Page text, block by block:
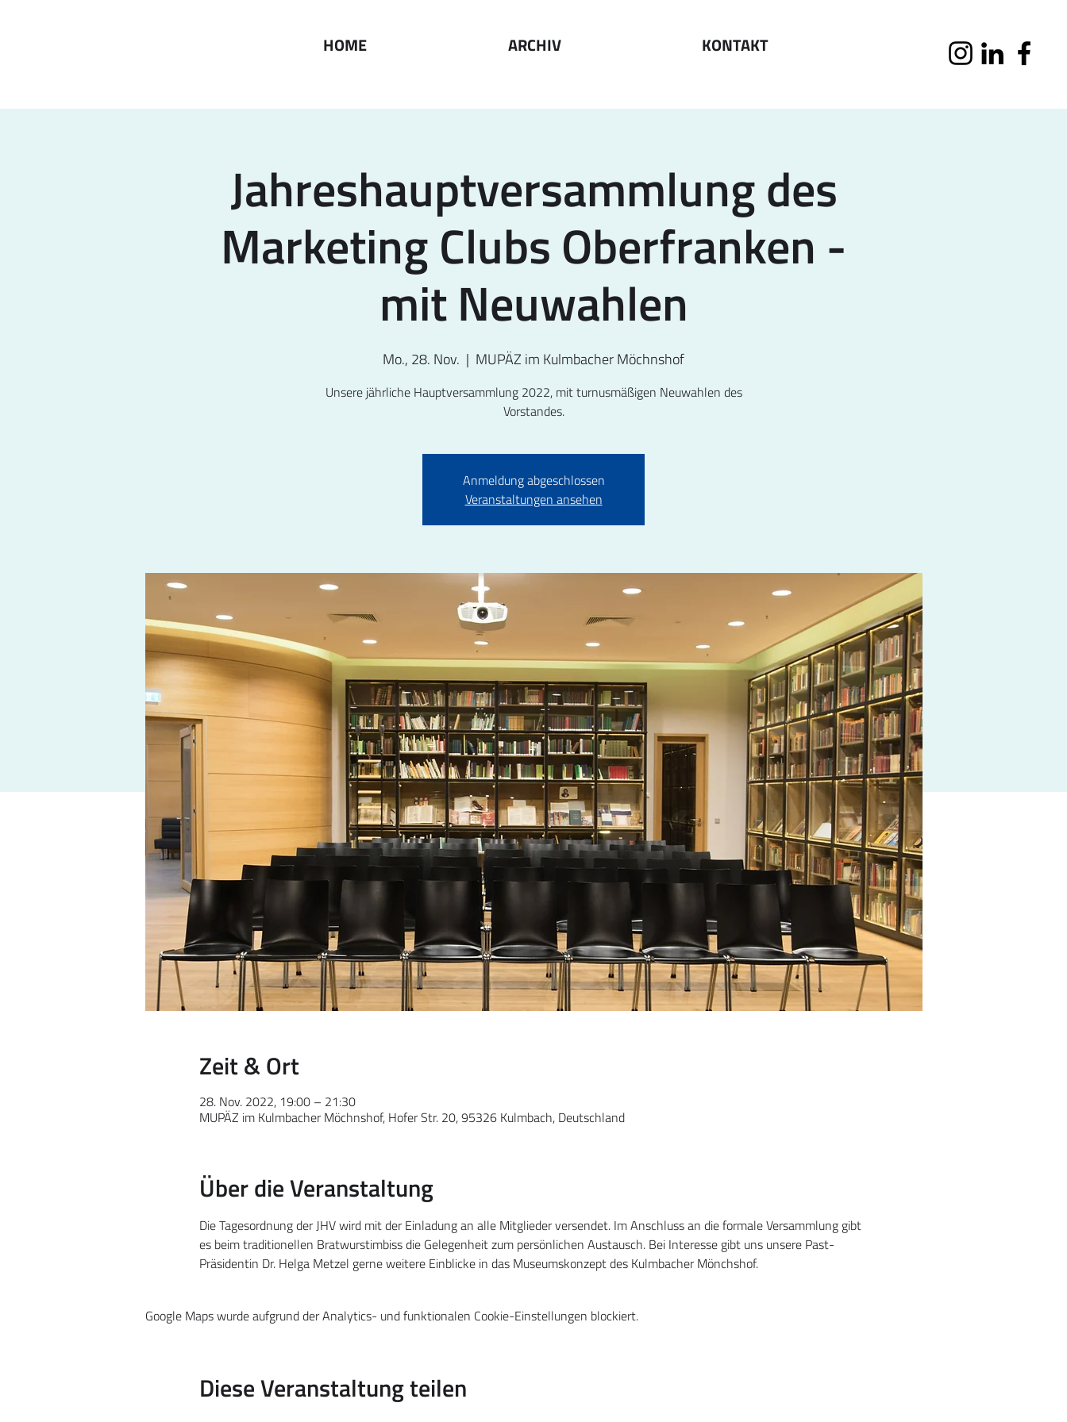
HOME ARCHIV KONTAKT
Jahreshauptversammlung des
Marketing Clubs Oberfranken -
mit Neuwahlen
Mo., 28. Nov.
  |
MUPÄZ im Kulmbacher Möchnshof
Unsere jährliche Hauptversammlung 2022, mit turnusmäßigen Neuwahlen des
Vorstandes.
Anmeldung abgeschlossen
Veranstaltungen ansehen
Zeit & Ort
28. Nov. 2022, 19:00 – 21:30
MUPÄZ im Kulmbacher Möchnshof, Hofer Str. 20, 95326 Kulmbach, Deutschland
Über die Veranstaltung
Die Tagesordnung der JHV wird mit der Einladung an alle Mitglieder versendet. Im Anschluss an die formale Versammlung gibt
es beim traditionellen Bratwurstimbiss die Gelegenheit zum persönlichen Austausch. Bei Interesse gibt uns unsere Past-
Präsidentin Dr. Helga Metzel gerne weitere Einblicke in das Museumskonzept des Kulmbacher Mönchshof.
Google Maps wurde aufgrund der Analytics- und funktionalen Cookie-Einstellungen blockiert.
Diese Veranstaltung teilen